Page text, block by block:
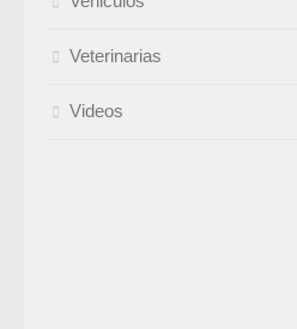
Veterinarias
Videos